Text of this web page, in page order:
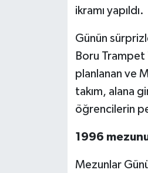
ikramı yapıldı.
Günün
Boru Trampet
planlanan ve
takım, alana
öğrencilerin
1996
Mezunlar